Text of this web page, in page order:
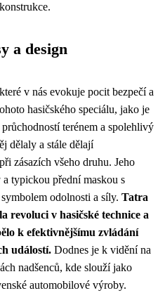
a design
v nás evokuje pocit bezpečí a
hasičského speciálu, jako je
terénem a spolehlivý
dělaly a stále dělají
zásazích všeho druhu. Jeho
typickou přední maskou s
odolnosti a síly. Tatra
revoluci v hasičské technice a
k efektivnějšímu zvládání
událostí. Dodnes je k vidění na
nadšenců, kde slouží jako
automobilové výroby.